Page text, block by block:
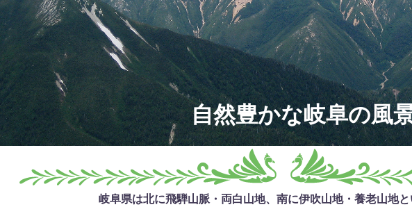
自然豊かな岐阜の風
岐阜県は北に飛騨山脈・両白山地、南に伊吹山地・養老山地と